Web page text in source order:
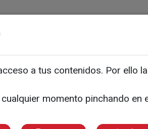
HUELGA DE
a tus contenidos. Por ello
momento pinchando en